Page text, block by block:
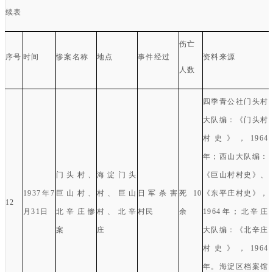
续表
序号 时间 惨案名称 地点 事件经过
伤亡
人数
资料来源
12
1937 年7
月 31 日
门头村、
巨山村、
北辛庄惨
案
海淀门头
村、巨山
村、北辛
庄
日军杀害
村民
死 10
余
四季青公社门头村
大队 编：《门头村
村史》， 1964
年；西山大队编 ：
《巨山村村史》、
《东平庄村史》，
1964 年； 北辛庄
大队编 ：《北辛庄
村史》， 1964
年。海淀区档案馆